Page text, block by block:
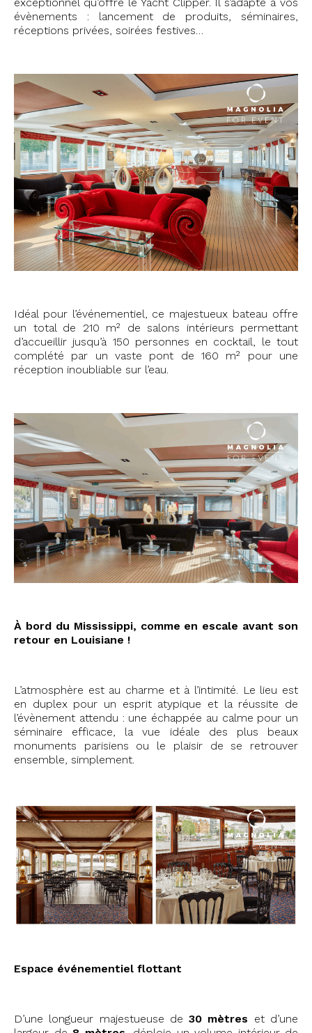
évènements : lancement de produits, séminaires,
réceptions privées, soirées festives…
Idéal pour l’événementiel, ce majestueux bateau offre
un total de 210 m² de salons intérieurs permettant
d’accueillir jusqu’à 150 personnes en cocktail, le tout
complété par un vaste pont de 160 m² pour une
réception inoubliable sur l’eau.
À bord du Mississippi, comme en escale avant son
retour en Louisiane !
L’atmosphère est au charme et à l’intimité. Le lieu est
en duplex pour un esprit atypique et la réussite de
l’évènement attendu : une échappée au calme pour un
séminaire efficace, la vue idéale des plus beaux
monuments parisiens ou le plaisir de se retrouver
ensemble, simplement.
Espace événementiel flottant
D’une longueur majestueuse de30 mètres et d’une